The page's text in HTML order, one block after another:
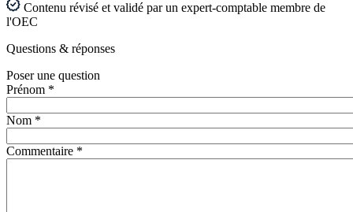
Contenu révisé et validé par un expert-comptable membre de
l'OEC
Questions & réponses
Poser une question
Prénom *
Nom *
Commentaire *